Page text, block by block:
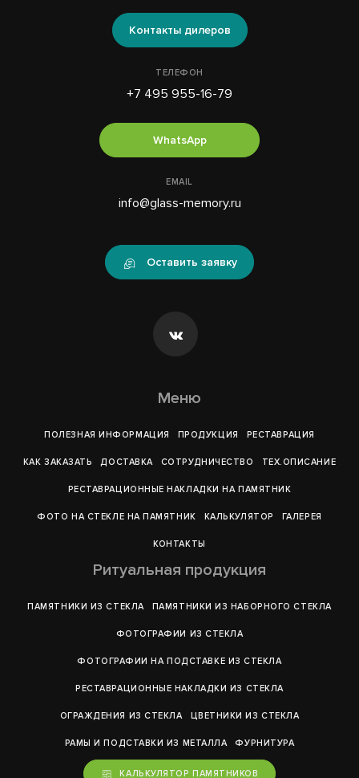
Контакты дилеров
ТЕЛЕФОН
+7 495 955-16-79
WhatsApp
EMAIL
info@glass-memory.ru
Оставить заявку
Меню
ПОЛЕЗНАЯ ИНФОРМАЦИЯ ПРОДУКЦИЯ РЕСТАВРАЦИЯ
КАК ЗАКАЗАТЬ ДОСТАВКА СОТРУДНИЧЕСТВО ТЕХ.ОПИСАНИЕ
РЕСТАВРАЦИОННЫЕ НАКЛАДКИ НА ПАМЯТНИК
ФОТО НА СТЕКЛЕ НА ПАМЯТНИК КАЛЬКУЛЯТОР ГАЛЕРEЯ
КОНТАКТЫ
Ритуальная продукция
ПАМЯТНИКИ ИЗ СТЕКЛА ПАМЯТНИКИ ИЗ НАБОРНОГО СТЕКЛА
ФОТОГРАФИИ ИЗ СТЕКЛА
ФОТОГРАФИИ НА ПОДСТАВКЕ ИЗ СТЕКЛА
РЕСТАВРАЦИОННЫЕ НАКЛАДКИ ИЗ СТЕКЛА
ОГРАЖДЕНИЯ ИЗ СТЕКЛА ЦВЕТНИКИ ИЗ СТЕКЛА
РАМЫ И ПОДСТАВКИ ИЗ МЕТАЛЛА ФУРНИТУРА
КАЛЬКУЛЯТОР ПАМЯТНИКОВ